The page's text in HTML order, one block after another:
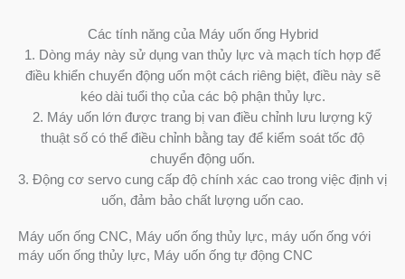
Các tính năng của Máy uốn ống Hybrid
1. Dòng máy này sử dụng van thủy lực và mạch tích hợp để
điều khiển chuyển động uốn một cách riêng biệt, điều này sẽ
kéo dài tuổi thọ của các bộ phận thủy lực.
2. Máy uốn lớn được trang bị van điều chỉnh lưu lượng kỹ
thuật số có thể điều chỉnh bằng tay để kiểm soát tốc độ
chuyển động uốn.
3. Động cơ servo cung cấp độ chính xác cao trong việc định vị
uốn, đảm bảo chất lượng uốn cao.
Máy uốn ống CNC, Máy uốn ống thủy lực, máy uốn ống với
máy uốn ống thủy lực, Máy uốn ống tự động CNC